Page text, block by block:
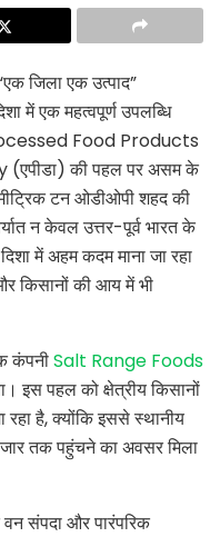
जिला एक उत्पाद”
में एक महत्वपूर्ण उपलब्धि
Food Products
की पहल पर असम के
मीट्रिक टन ओडीओपी शहद की
न केवल उत्तर-पूर्व भारत के
में अहम कदम माना जा रहा
किसानों की आय में भी
कंपनीSalt Range Foods
इस पहल को क्षेत्रीय किसानों
रहा है, क्योंकि इससे स्थानीय
तक पहुंचने का अवसर मिला
संपदा और पारंपरिक